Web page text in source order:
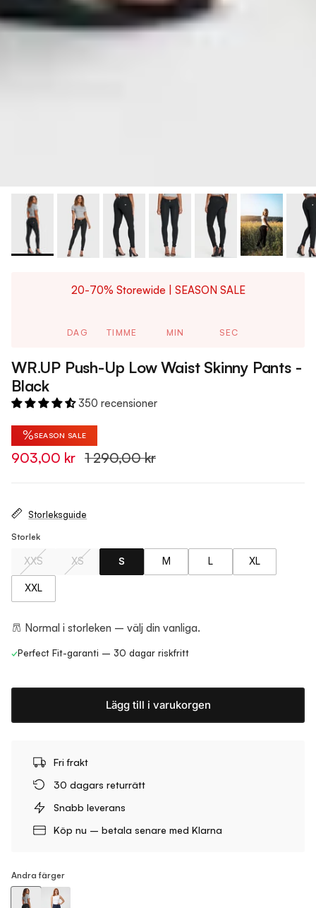
20-70% Storewide | SEASON SALE
DAG TIMME MIN SEC
WR.UP Push-Up Low Waist Skinny Pants -
Black
350 recensioner
%SEASON SALE
903,00 kr 1 290,00 kr
Storleksguide
Storlek
XXS XS S M L XL
XXL
Normal i storleken – välj din vanliga.
✓Perfect Fit-garanti – 30 dagar riskfritt
Lägg till i varukorgen
Fri frakt
30 dagars returrätt
Snabb leverans
Köp nu – betala senare med Klarna
Andra färger